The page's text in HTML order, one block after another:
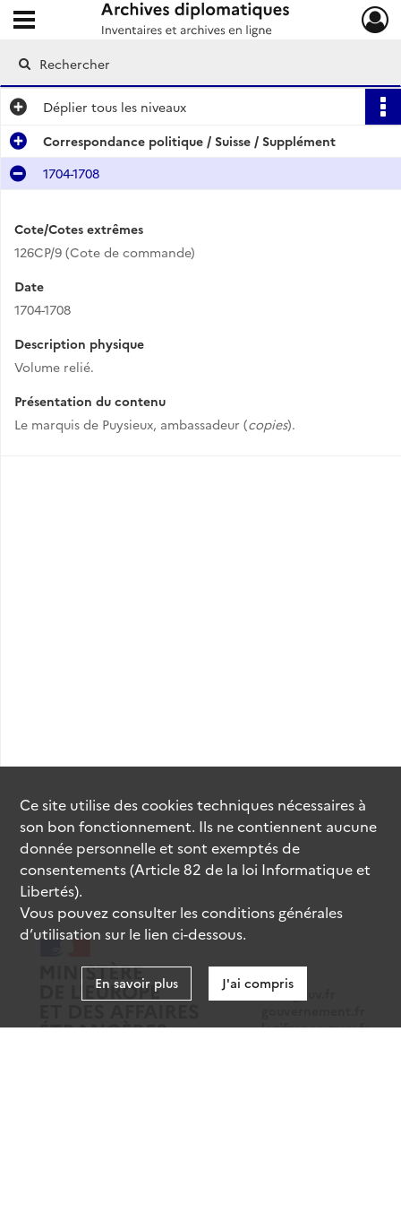
Archives diplomatiques
Ouvrir le menu déroulant
Déplier tous les niveaux
Correspondance politique / Suisse / Supplément
1704-1708
Cote/Cotes extrêmes
126CP/9 (Cote de commande)
Date
1704-1708
Description physique
Volume relié.
Présentation du contenu
Le marquis de Puysieux, ambassadeur (copies).
data.gouv.fr
legifrance.gouv.fr
Ce site utilise descookiestechniques nécessaires à
son bon fonctionnement. Ils ne contiennent aucune
donnée personnelle et sont exemptés de
consentements (Article 82 de la loi Informatique et
Libertés).
Vous pouvez consulter les conditions générales
d’utilisation sur le lien ci-dessous.
En savoir plus J'ai compris